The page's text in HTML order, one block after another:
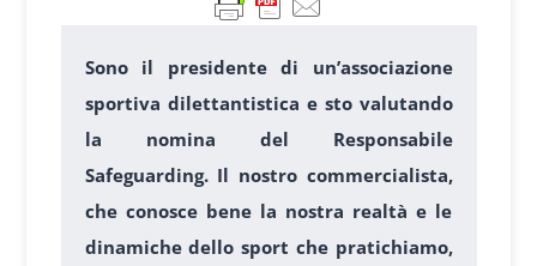
Sono il presidente di un’associazione
sportiva dilettantistica e sto valutando
la nomina del Responsabile
Safeguarding. Il nostro commercialista,
che conosce bene la nostra realtà e le
dinamiche dello sport che pratichiamo,